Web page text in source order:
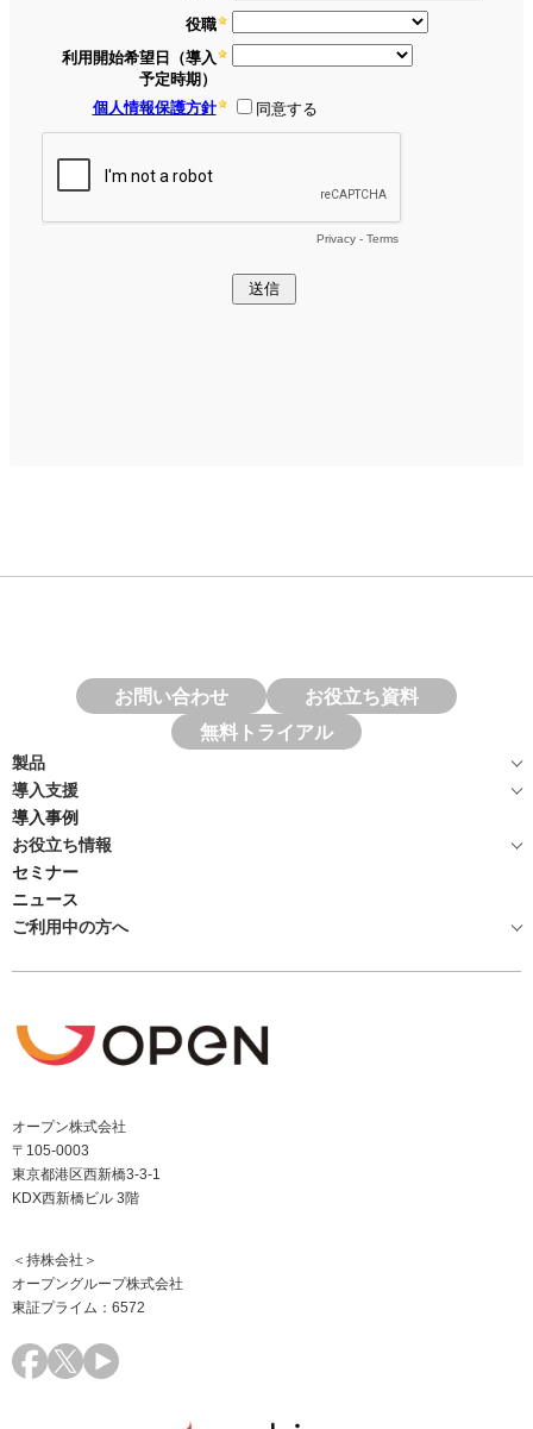
お問い合わせ
お役立ち資料
無料トライアル
製品
導入支援
導入事例
お役立ち情報
セミナー
ニュース
ご利用中の方へ
オープン株式会社
〒105-0003
東京都港区西新橋3-3-1
KDX西新橋ビル 3階
＜持株会社＞
オープングループ株式会社
東証プライム：6572